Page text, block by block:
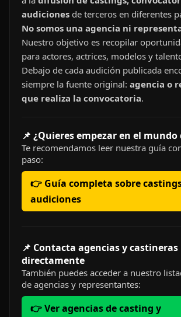
audiciones de terceros en diferentes
No somos una agencia ni
Nuestro objetivo es recopilar
para actores, actrices, modelos y
Debajo de cada audición publicada
siempre la fuente original: agencia o
que realiza la convocatoria.
📌 ¿Quieres empezar en el
Te recomendamos leer nuestra guía
paso:
👉 Guía completa sobre
audiciones
📌 Contacta agencias y castineras
directamente
También puedes acceder a nuestro
de agencias y representantes:
👉 Ver agencias de casting y